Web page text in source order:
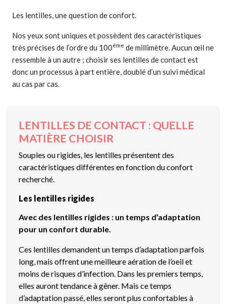
Les lentilles, une question de confort.
Nos yeux sont uniques et possèdent des caractéristiques
très précises de l’ordre du 100ème de millimètre. Aucun œil ne
ressemble à un autre ; choisir ses lentilles de contact est
donc un processus à part entière, doublé d’un suivi médical
au cas par cas.
LENTILLES DE CONTACT : QUELLE
MATIÈRE CHOISIR
Souples ou rigides, les lentilles présentent des
caractéristiques différentes en fonction du confort
recherché.
Les lentilles rigides
Avec des lentilles rigides : un temps d’adaptation
pour un confort durable.
Ces lentilles demandent un temps d’adaptation parfois
long, mais offrent une meilleure aération de l’oeil et
moins de risques d’infection. Dans les premiers temps,
elles auront tendance à gêner. Mais ce temps
d’adaptation passé, elles seront plus confortables à